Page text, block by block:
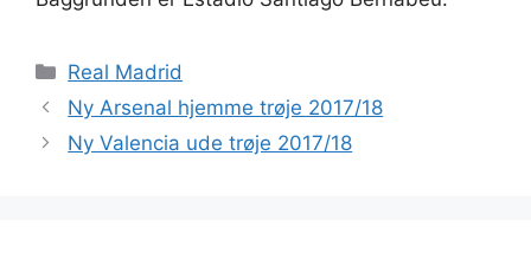
Kategorier
Real Madrid
Ny Arsenal hjemme trøje 2017/18
Ny Valencia ude trøje 2017/18